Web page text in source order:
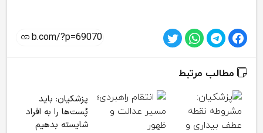
مطالب مرتبط
پزشکیان: باید
پُست‌ها را به افراد
شایسته بدهیم